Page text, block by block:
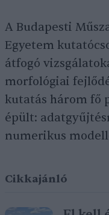
A Budapesti
Egyetem
átfogó
morfológiai
kutatás három fő
épült:
numerikus
Cikkajánló